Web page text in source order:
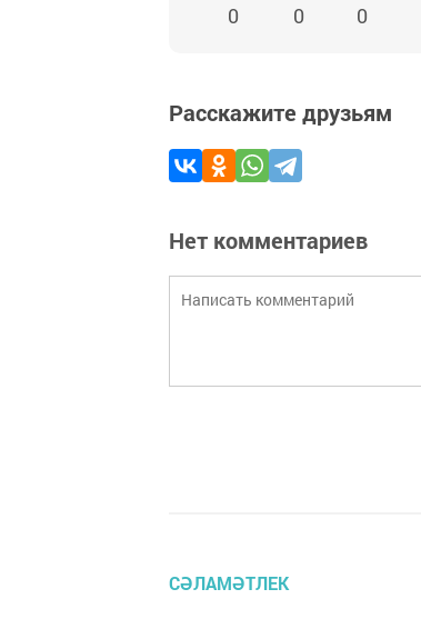
0 0 0
Расскажите друзьям
Нет комментариев
СӘЛАМӘТЛЕК